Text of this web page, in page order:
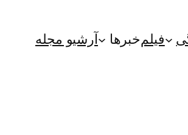
فیلمخبرها آرشیو مجله